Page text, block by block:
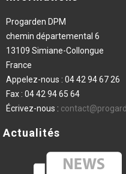
Progarden DPM
chemin départemental 6
13109 Simiane-Collongue
France
Appelez-nous : 04 42 94 67 26
Fax : 04 42 94 65 64
Écrivez-nous :
Actualités